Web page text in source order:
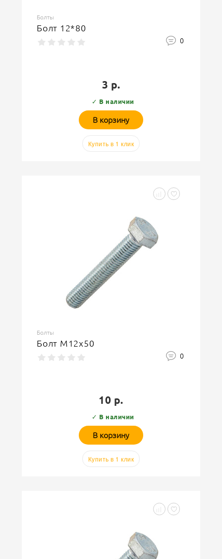
Болты
Болт 12*80
0
3 р.
✓ В наличии
В корзину
Купить в 1 клик
Болты
Болт М12х50
0
10 р.
✓ В наличии
В корзину
Купить в 1 клик